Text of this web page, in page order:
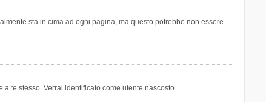
sta in cima ad ogni pagina, ma questo potrebbe non essere
te stesso. Verrai identificato come utente nascosto.